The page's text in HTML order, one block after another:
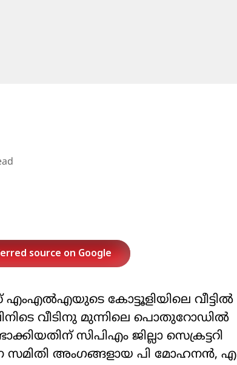
source on Google
കോട്ടൂളിയിലെ വീട്ടില്‍
വീടിനു മുന്നിലെ പൊതുറോഡില്‍
സിപിഎം ജില്ലാ സെക്രട്ടറി
അംഗങ്ങളായ പി മോഹനന്‍, എ